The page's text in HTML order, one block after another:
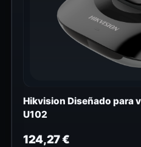
Hikvision Diseñado para
U102
124,27€